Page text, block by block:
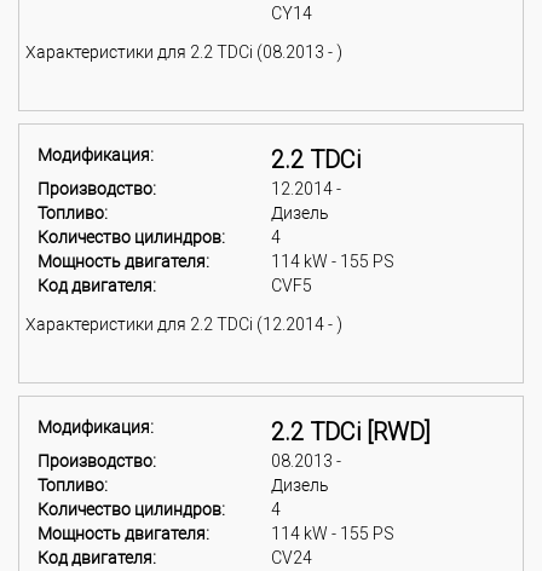
CY14
Характеристики для 2.2 TDCi (08.2013 - )
Модификация: 2.2 TDCi
Производство:
12.2014 -
Топливо:
Дизель
Количество цилиндров:
4
Мощность двигателя:
114 kW - 155 PS
Код двигателя:
CVF5
Характеристики для 2.2 TDCi (12.2014 - )
Модификация: 2.2 TDCi [RWD]
Производство:
08.2013 -
Топливо:
Дизель
Количество цилиндров:
4
Мощность двигателя:
114 kW - 155 PS
Код двигателя:
CV24